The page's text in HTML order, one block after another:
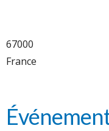
67000
France